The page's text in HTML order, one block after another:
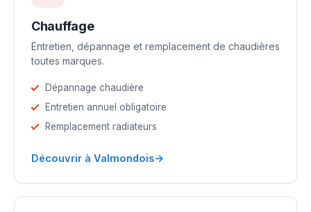
Chauffage
Entretien, dépannage et remplacement de chaudières
toutes marques.
Dépannage chaudière
Entretien annuel obligatoire
Remplacement radiateurs
Découvrir à Valmondois→